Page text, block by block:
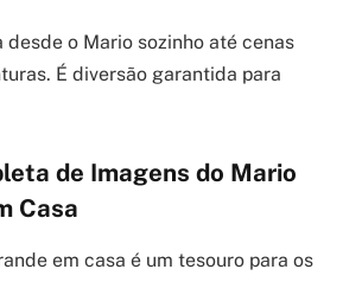
desde o Mario sozinho até cenas
É diversão garantida para
de Imagens do Mario
Casa
em casa é um tesouro para os